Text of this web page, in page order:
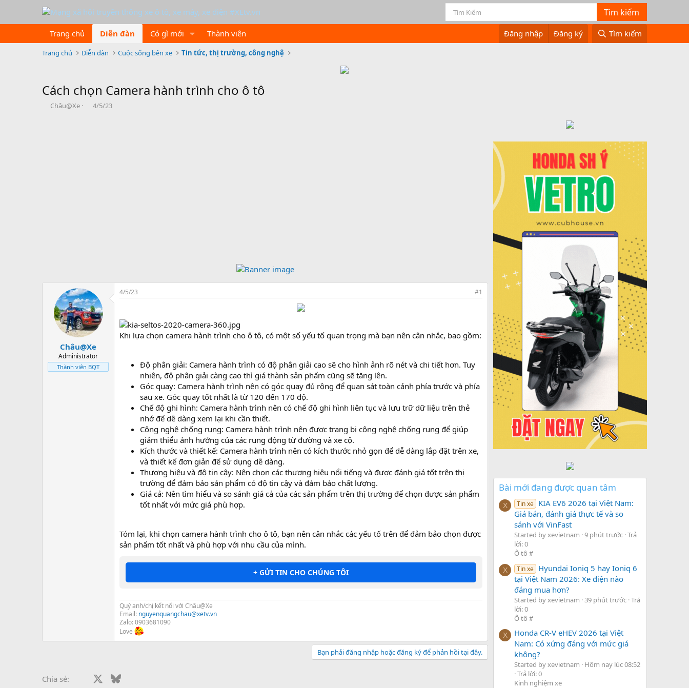
Trang chủ Diễn đàn Có gì mới Thành viên Đăng nhập Đăng ký Tìm kiếm
Trang chủ Diễn đàn Cuộc sống bên xe Tin tức, thị trường, công nghệ
Cách chọn Camera hành trình cho ô tô
B
Châu@Xe
N
4/5/23
Châu@Xe
Administrator
Thành viên BQT
4/5/23 #1
Khi lựa chọn camera hành trình cho ô tô, có một số yếu tố quan trọng mà bạn nên cân nhắc, bao gồm:
Độ phân giải: Camera hành trình có độ phân giải cao sẽ cho hình ảnh rõ nét và chi tiết hơn. Tuy
nhiên, độ phân giải càng cao thì giá thành sản phẩm cũng sẽ tăng lên.
Góc quay: Camera hành trình nên có góc quay đủ rộng để quan sát toàn cảnh phía trước và phía
sau xe. Góc quay tốt nhất là từ 120 đến 170 độ.
Chế độ ghi hình: Camera hành trình nên có chế độ ghi hình liên tục và lưu trữ dữ liệu trên thẻ
nhớ để dễ dàng xem lại khi cần thiết.
Công nghệ chống rung: Camera hành trình nên được trang bị công nghệ chống rung để giúp
giảm thiểu ảnh hưởng của các rung động từ đường và xe cộ.
Kích thước và thiết kế: Camera hành trình nên có kích thước nhỏ gọn để dễ dàng lắp đặt trên xe,
và thiết kế đơn giản để sử dụng dễ dàng.
Thương hiệu và độ tin cậy: Nên chọn các thương hiệu nổi tiếng và được đánh giá tốt trên thị
trường để đảm bảo sản phẩm có độ tin cậy và đảm bảo chất lượng.
Giá cả: Nên tìm hiểu và so sánh giá cả của các sản phẩm trên thị trường để chọn được sản phẩm
tốt nhất với mức giá phù hợp.
Tóm lại, khi chọn camera hành trình cho ô tô, bạn nên cân nhắc các yếu tố trên để đảm bảo chọn được
sản phẩm tốt nhất và phù hợp với nhu cầu của mình.
+ GỬI TIN CHO CHÚNG TÔI
Quý anh/chị kết nối với Châu@Xe
Email: nguyenquangchau@xetv.vn
Zalo: 0903681090
Love
Bạn phải đăng nhập hoặc đăng ký để phản hồi tại đây.
Chia sẻ: Facebook Bluesky
Bài mới đang được quan tâm
X Tin xe KIA EV6 2026 tại Việt Nam:
Giá bán, đánh giá thực tế và so
sánh với VinFast
Started by xevietnam 9 phút trước Trả
lời: 0
Ô tô #
X Tin xe Hyundai Ioniq 5 hay Ioniq 6
tại Việt Nam 2026: Xe điện nào
đáng mua hơn?
Started by xevietnam 39 phút trước Trả
lời: 0
Ô tô #
X
Honda CR-V eHEV 2026 tại Việt
Nam: Có xứng đáng với mức giá
không?
Started by xevietnam
Hôm nay lúc 08:52
Trả lời: 0
Kinh nghiệm xe